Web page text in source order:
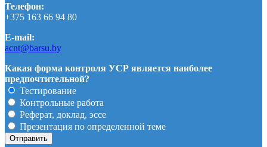
Телефон:
+375 163 66 94 80
E-mail:
acnt@barsu.by
Какая форма контроля УСР является наиболее
предпочтительной?
Тестирование
Контрольные работа
Реферат, доклад, эссе
Презентация по определенной теме